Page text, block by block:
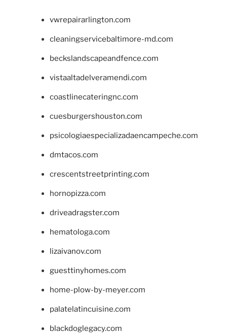
vwrepairarlington.com
cleaningservicebaltimore-md.com
beckslandscapeandfence.com
vistaaltadelveramendi.com
coastlinecateringnc.com
cuesburgershouston.com
psicologiaespecializadaencampeche.com
dmtacos.com
crescentstreetprinting.com
hornopizza.com
driveadragster.com
hematologa.com
lizaivanov.com
guesttinyhomes.com
home-plow-by-meyer.com
palatelatincuisine.com
blackdoglegacy.com